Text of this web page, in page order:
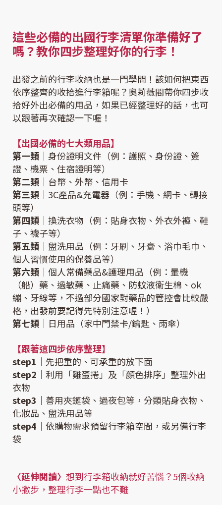
這些必備的出國行李清單你準備好了
嗎？教你四步整理好你的行李！
出發之前的行李收納也是一門學問！該如何把東西
依序整齊的收拾進行李箱呢？奧莉薇閣帶你四步收
拾好外出必備的用品，如果已經整理好的話，也可
以跟著再次確認一下喔！
【出國必備的七大類用品】
第一類｜ 身份證明文件（例：護照、身份證、簽
證、機票、住宿證明等）
第二類｜ 台幣、外幣、信用卡
第三類｜ 3C產品&充電器（例：手機、網卡、轉接
頭等）
第四類｜ 換洗衣物（例：貼身衣物、外衣外褲、鞋
子、襪子等）
第五類｜ 盥洗用品（例：牙刷、牙膏、浴巾毛巾、
個人習慣使用的保養品等）
第六類｜ 個人常備藥品&護理用品（例：暈機
（船）藥、過敏藥、止痛藥、防蚊液衛生棉、ok
繃、牙線等，不過部分國家對藥品的管控會比較嚴
格，出發前要記得先特別注意喔！）
第七類｜ 日用品（家中門禁卡/鑰匙、雨傘）
【跟著這四步依序整理】
step1｜ 先把重的、可承重的放下面
step2｜ 利用「雞蛋捲」及「顏色排序」整理外出
衣物
step3｜ 善用夾鏈袋、過夜包等，分類貼身衣物、
化妝品、盥洗用品等
step4｜ 依購物需求預留行李箱空間，或另備行李
袋
〈延伸閱讀〉 想到行李箱收納就好苦惱？5個收納
小撇步，整理行李一點也不難